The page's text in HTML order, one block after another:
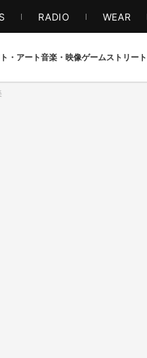
RADIO WEAR
・アート音楽・映像ゲームストリート